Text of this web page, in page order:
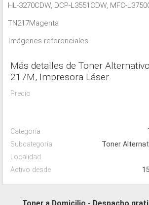
HL-3270CDW, DCP-L3551CDW, MFC-
TN217Magenta
Imágenes referenciales
Más detalles de Toner
217M, Impresora Láser
Precio
Categoría
Subcategoría
Toner
Localidad
Activo desde